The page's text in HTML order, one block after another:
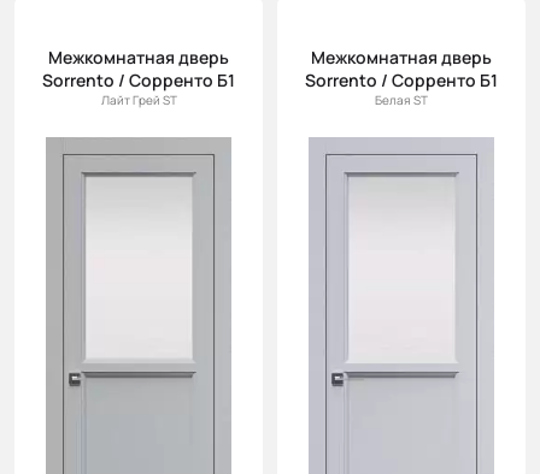
Межкомнатная дверь
Sorrento / Сорренто Б1
Лайт Грей ST
Межкомнатная дверь
Sorrento / Сорренто Б1
Белая ST